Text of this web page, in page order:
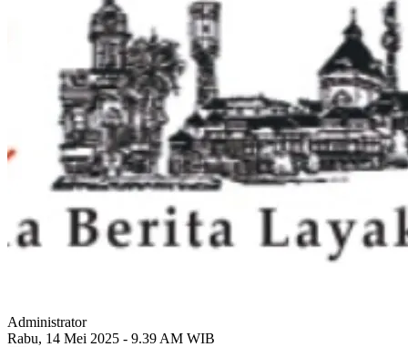
Administrator
Rabu, 14 Mei 2025 - 9.39 AM WIB